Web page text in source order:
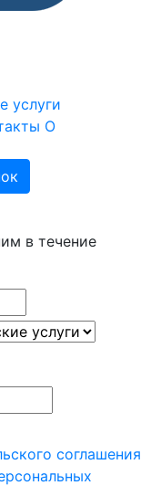
услуги
О
в течение
соглашения